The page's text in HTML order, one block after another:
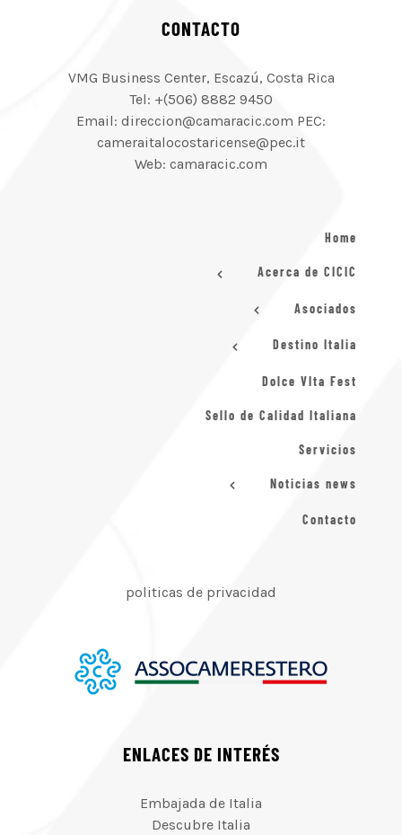
CONTACTO
VMG Business Center, Escazú, Costa Rica
Tel: +(506) 8882 9450
Email: direccion@camaracic.com PEC:
cameraitalocostaricense@pec.it
Web: camaracic.com
Home
Acerca de CICIC
Asociados
Destino Italia
Dolce VIta Fest
Sello de Calidad Italiana
Servicios
Noticias news
Contacto
politicas de privacidad
ENLACES DE INTERÉS
Embajada de Italia
Descubre Italia